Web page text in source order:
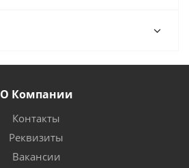
О Компании
Контакты
Реквизиты
Вакансии